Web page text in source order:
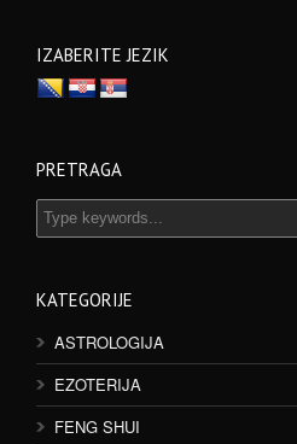
IZABERITE JEZIK
PRETRAGA
KATEGORIJE
ASTROLOGIJA
EZOTERIJA
FENG SHUI